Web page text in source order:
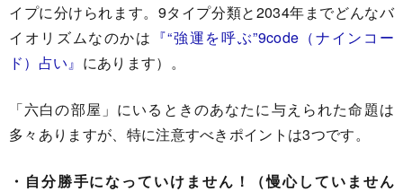
イプに分けられます。9タイプ分類と2034年までどんなバ
イオリズムなのかは 『“強運を呼ぶ”9code（ナインコー
ド）占い』 にあります）。
「六白の部屋」にいるときのあなたに与えられた命題は
多々ありますが、特に注意すべきポイントは3つです。
・自分勝手になっていけません！（慢心していません